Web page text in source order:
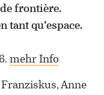
frontière.
tant qu’espace.
mehr Info
Anne